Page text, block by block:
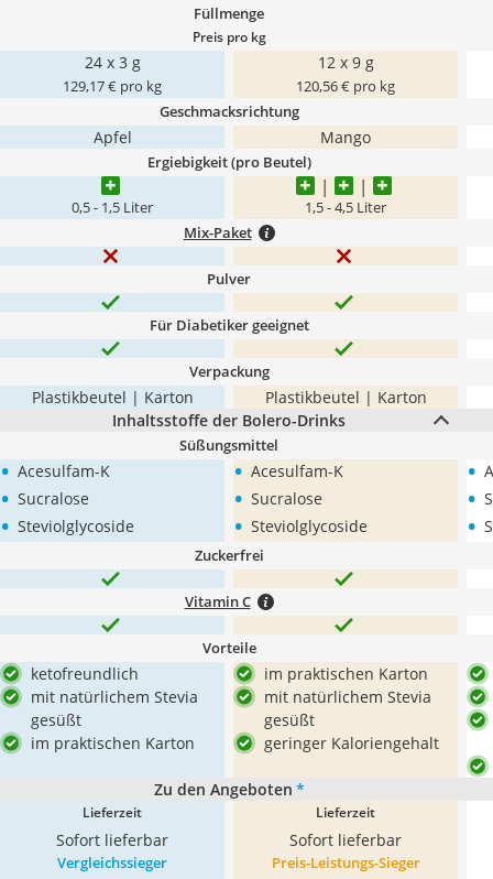
Füllmenge
Preis pro kg
24 x 3 g
129,17 € pro kg
12 x 9 g
120,56 € pro kg
Geschmacksrichtung
Apfel Mango
Ergiebigkeit (pro Beutel)
0,5 - 1,5 Liter 1,5 - 4,5 Liter
Mix-Paket
Pulver
Für Diabetiker geeignet
Verpackung
Plastikbeutel | Karton
Plastikbeutel | Karton
Inhaltsstoffe der Bolero-Drinks
Süßungsmittel
• Acesulfam-K
• Sucralose
• Steviolglycoside
• Acesulfam-K
• Sucralose
• Steviolglycoside
•
•
•
Zuckerfrei
Vitamin C
Vorteile
ketofreundlich
mit natürlichem Stevia
gesüßt
im praktischen Karton
im praktischen Karton
mit natürlichem Stevia
gesüßt
geringer Kaloriengehalt
Zu den Angeboten *
Lieferzeit
Sofort lieferbar
Lieferzeit
Sofort lieferbar
Vergleichssieger Preis-Leistungs-Sieger